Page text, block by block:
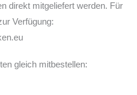
direkt mitgeliefert werden. Für
Verfügung:
gleich mitbestellen: